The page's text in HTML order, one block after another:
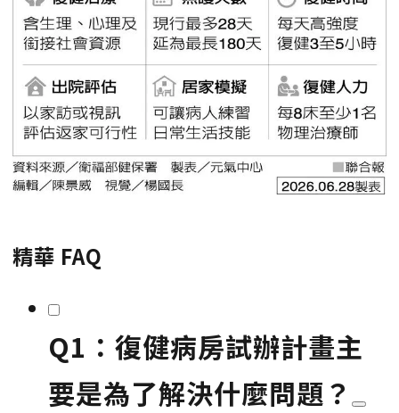
精華 FAQ
Q1：復健病房試辦計畫主
要是為了解決什麼問題？